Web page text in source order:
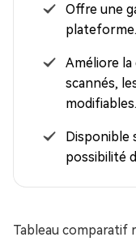
Offre une
plateforme.
Améliore la
scannés,
modifiables.
Disponible
possibilité
Tableau comparatif